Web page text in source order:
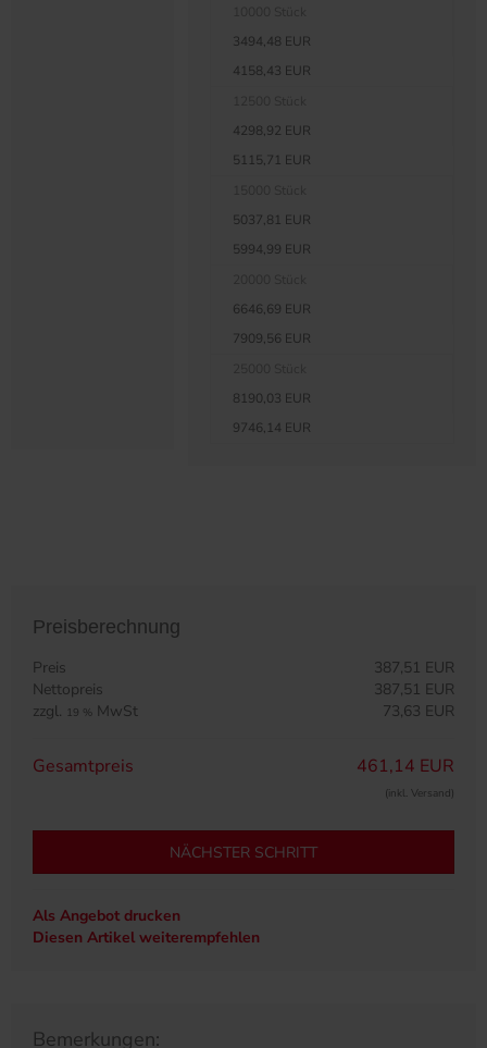
3494,48 EUR
4158,43 EUR
4298,92 EUR
5115,71 EUR
5037,81 EUR
5994,99 EUR
6646,69 EUR
7909,56 EUR
8190,03 EUR
9746,14 EUR
Preisberechnung
Preis
387,51 EUR
Nettopreis
387,51 EUR
zzgl. 19 % MwSt 73,63 EUR
Gesamtpreis 461,14 EUR
(inkl. Versand)
NÄCHSTER SCHRITT
Als Angebot drucken
Diesen Artikel weiterempfehlen
Bemerkungen: